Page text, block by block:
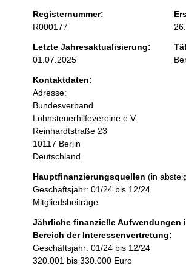
n
i
n
h
a
l
t
Registernummer:
R000177
Letzte Jahresaktualisierung:
01.07.2025
Kontaktdaten:
Adresse:
Bundesverband
Lohnsteuerhilfevereine e.V.
Reinhardtstraße 23
10117 Berlin
Deutschland
Hauptfinanzierungsquellen (in
Geschäftsjahr: 01/24 bis 12/24
Mitgliedsbeiträge
Jährliche finanzielle Aufwendungen
Bereich der Interessenvertretung:
Geschäftsjahr: 01/24 bis 12/24
320.001 bis 330.000 Euro